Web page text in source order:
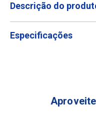
Descrição do
Especificações